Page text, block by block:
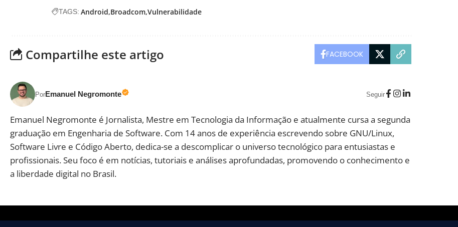
TAGS: Android Broadcom Vulnerabilidade
Compartilhe este artigo FACEBOOK
PorEmanuel Negromonte Seguir
Emanuel Negromonte é Jornalista, Mestre em Tecnologia da Informação e atualmente cursa a segunda
graduação em Engenharia de Software. Com 14 anos de experiência escrevendo sobre GNU/Linux,
Software Livre e Código Aberto, dedica-se a descomplicar o universo tecnológico para entusiastas e
profissionais. Seu foco é em notícias, tutoriais e análises aprofundadas, promovendo o conhecimento e
a liberdade digital no Brasil.